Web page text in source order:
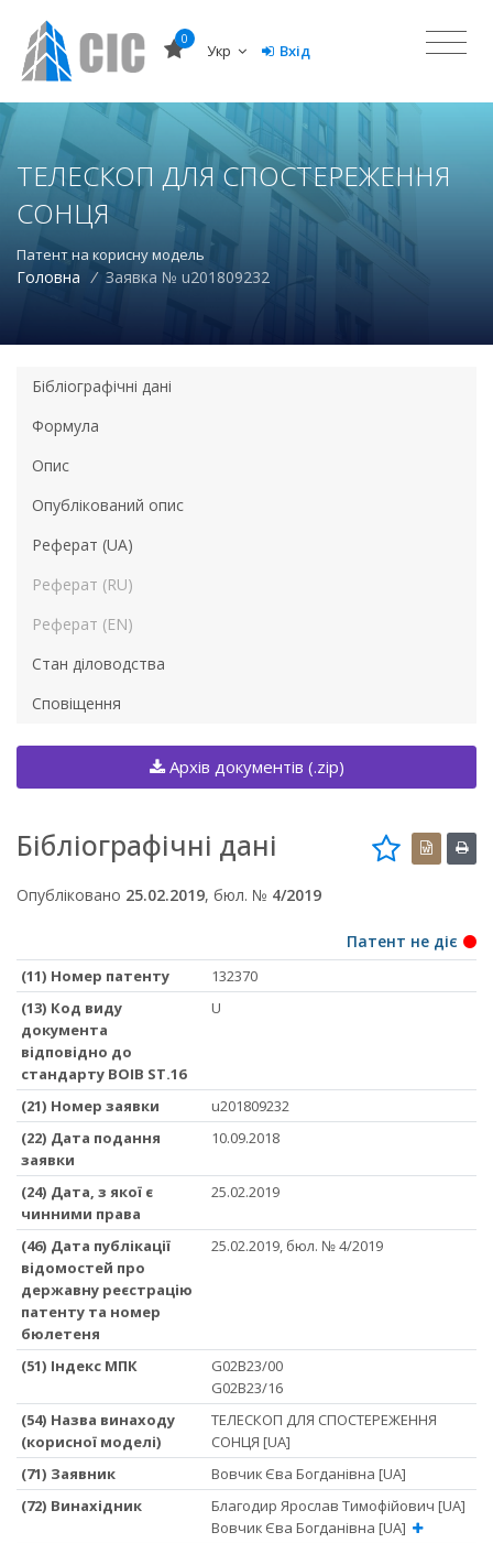
0
Укр Вхід
ТЕЛЕСКОП ДЛЯ СПОСТЕРЕЖЕННЯ
СОНЦЯ
Патент на корисну модель
Головна / Заявка № u201809232
Бібліографічні дані
Формула
Опис
Опублікований опис
Реферат (UA)
Реферат (RU)
Реферат (EN)
Стан діловодства
Сповіщення
Архів документів (.zip)
Бібліографічні дані
Опубліковано 25.02.2019, бюл. № 4/2019
Патент не діє
(11) Номер патенту
132370
(13) Код виду
документа
відповідно до
стандарту ВОІВ ST.16
U
(21) Номер заявки
u201809232
(22) Дата подання
заявки
10.09.2018
(24) Дата, з якої є
чинними права
25.02.2019
(46) Дата публікації
відомостей про
державну реєстрацію
патенту та номер
бюлетеня
25.02.2019, бюл. № 4/2019
(51) Iндекс МПК
G02B23/00
G02B23/16
(54) Назва винаходу
(корисної моделі)
ТЕЛЕСКОП ДЛЯ СПОСТЕРЕЖЕННЯ
СОНЦЯ [UA]
(71) Заявник
Вовчик Єва Богданівна [UA]
(72) Винахідник
Благодир Ярослав Тимофійович [UA]
Вовчик Єва Богданівна [UA]